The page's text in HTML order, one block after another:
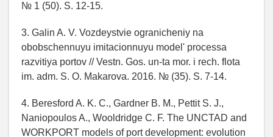
№ 1 (50). S. 12-15.
3. Galin A. V. Vozdeystvie ogranicheniy na
obobschennuyu imitacionnuyu model' processa
razvitiya portov // Vestn. Gos. un-ta mor. i rech. flota
im. adm. S. O. Makarova. 2016. № (35). S. 7-14.
4. Beresford A. K. C., Gardner B. M., Pettit S. J.,
Naniopoulos A., Wooldridge C. F. The UNCTAD and
WORKPORT models of port development: evolution